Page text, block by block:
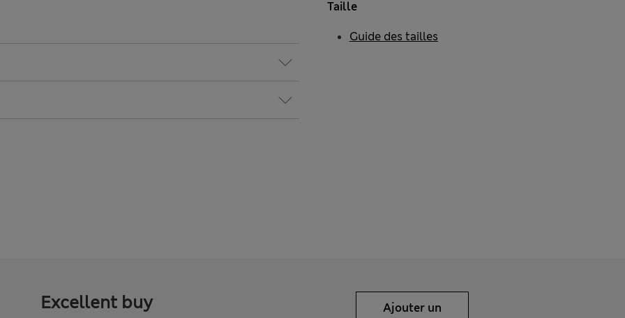
Taille
Guide des tailles
Excellent buy
Ajouter un